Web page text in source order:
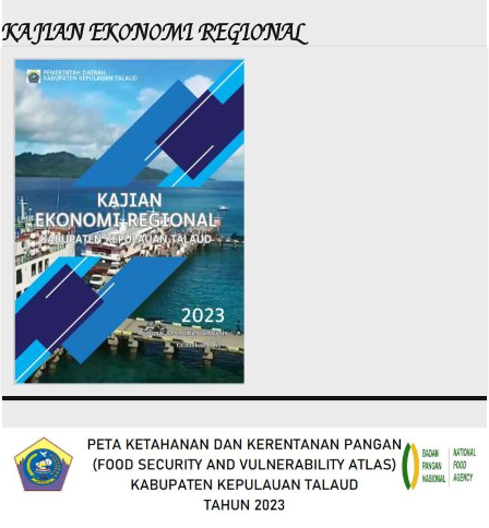
KAJIAN EKONOMI REGIONAL